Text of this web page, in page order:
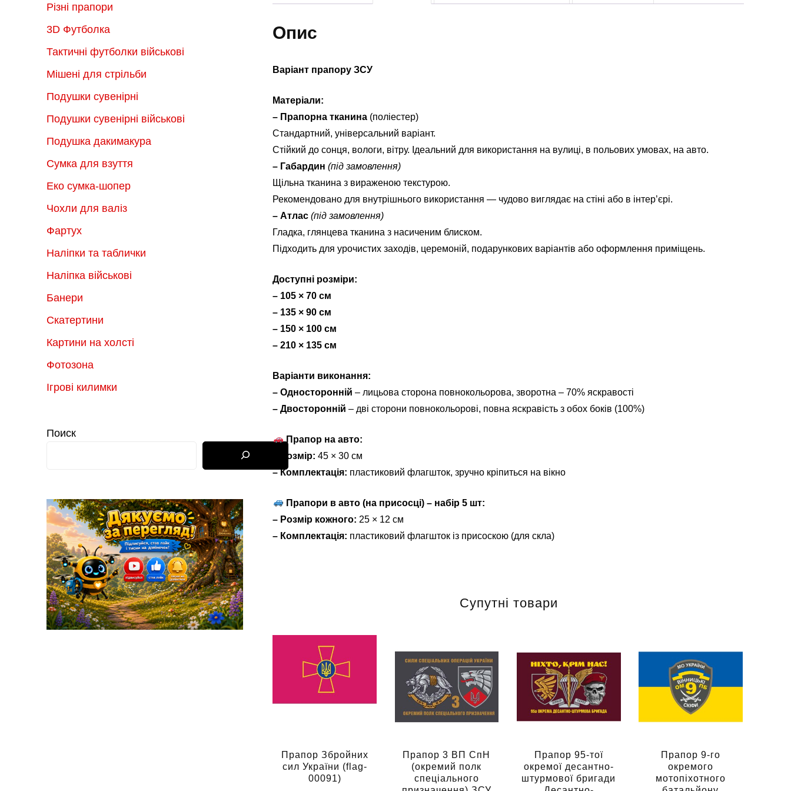
Опис
Варіант прапору ЗСУ
Матеріали:
– Прапорна тканина (поліестер)
Стандартний, універсальний варіант.
Стійкий до сонця, вологи, вітру. Ідеальний для використання на вулиці, в польових умовах, на авто.
– Габардин (під замовлення)
Щільна тканина з вираженою текстурою.
Рекомендовано для внутрішнього використання — чудово виглядає на стіні або в інтер’єрі.
– Атлас (під замовлення)
Гладка, глянцева тканина з насиченим блиском.
Підходить для урочистих заходів, церемоній, подарункових варіантів або оформлення приміщень.
Доступні розміри:
– 105 × 70 см
– 135 × 90 см
– 150 × 100 см
– 210 × 135 см
Варіанти виконання:
– Односторонній – лицьова сторона повнокольорова, зворотна – 70% яскравості
– Двосторонній – дві сторони повнокольорові, повна яскравість з обох боків (100%)
Прапор на авто:
– Розмір: 45 × 30 см
– Комплектація: пластиковий флагшток, зручно кріпиться на вікно
Прапори в авто (на присосці) – набір 5 шт:
– Розмір кожного: 25 × 12 см
– Комплектація: пластиковий флагшток із присоскою (для скла)
Супутні товари
Прапор Збройних
сил України (flag-
00091)
Прапор 3 ВП СпН
(окремий полк
спеціального
Прапор 95-тої
окремої десантно-
штурмової бригади
Прапор 9-го
окремого
мотопіхотного
Різні прапори
3D Футболка
Тактичні футболки військові
Мішені для стрільби
Подушки сувенірні
Подушки сувенірні військові
Подушка дакимакура
Сумка для взуття
Еко сумка-шопер
Чохли для валіз
Фартух
Наліпки та таблички
Наліпка військові
Банери
Скатертини
Картини на холсті
Фотозона
Ігрові килимки
Поиск